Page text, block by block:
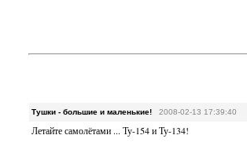
Тушки - большие и маленькие! 2008-02-13 17:39:40
Летайте самолётами ... Ту-154 и Ту-134!